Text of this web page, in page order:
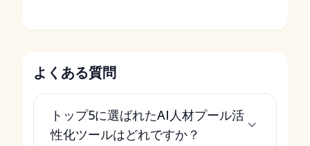
よくある質問
トップ5に選ばれたAI人材プール活
性化ツールはどれですか？